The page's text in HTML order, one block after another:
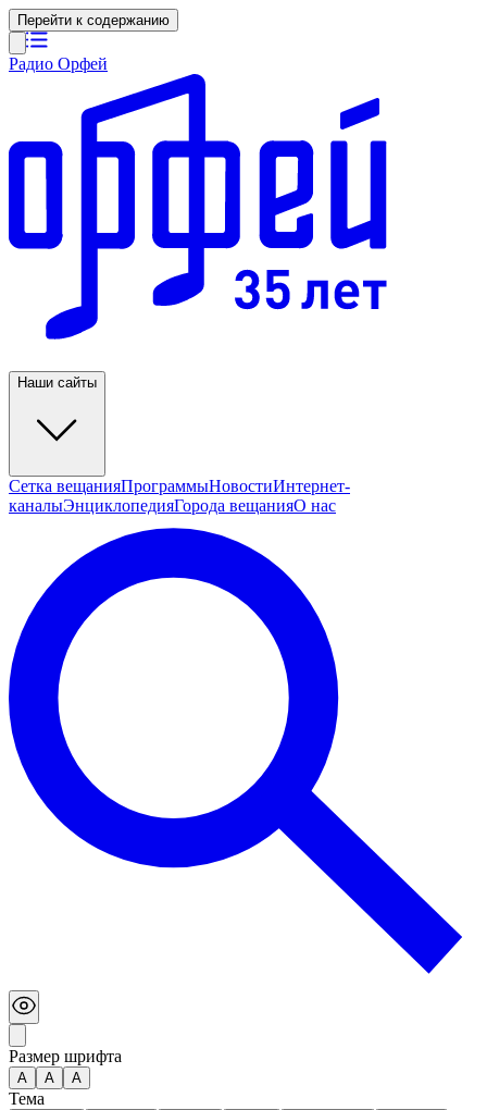
Перейти к содержанию
Радио Орфей
Наши сайты
Сетка вещанияПрограммыНовостиИнтернет-
каналыЭнциклопедияГорода вещанияО нас
Размер шрифта
А A A
Тема